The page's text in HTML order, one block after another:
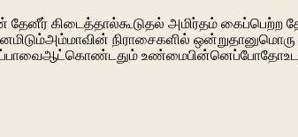
தேனீர் கிடைத்தால்கூடுதல் அமிர்தம் கைப்பெற்ற
நிராசைகளில்